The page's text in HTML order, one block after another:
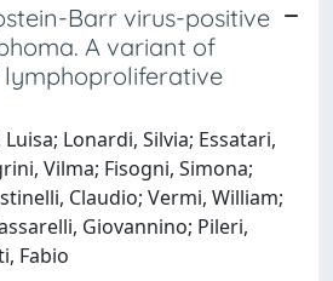
Barr virus-positive
A variant of
lymphoproliferative
Lonardi, Silvia; Essatari,
Vilma; Fisogni, Simona;
Claudio; Vermi, William;
Giovannino; Pileri,
Fabio